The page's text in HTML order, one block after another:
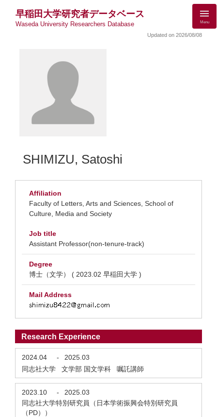
早稲田大学研究者データベース
Waseda University Researchers Database Menu
Updated on 2026/08/08
SHIMIZU, Satoshi
Affiliation
Faculty of Letters, Arts and Sciences, School of
Culture, Media and Society
Job title
Assistant Professor(non-tenure-track)
Degree
博士（文学） ( 2023.02 早稲田大学 )
Mail Address
Research Experience
2024.04 -
2025.03
同志社大学 文学部 国文学科 嘱託講師
2023.10 -
2025.03
同志社大学特別研究員（日本学術振興会特別研究員
（PD））